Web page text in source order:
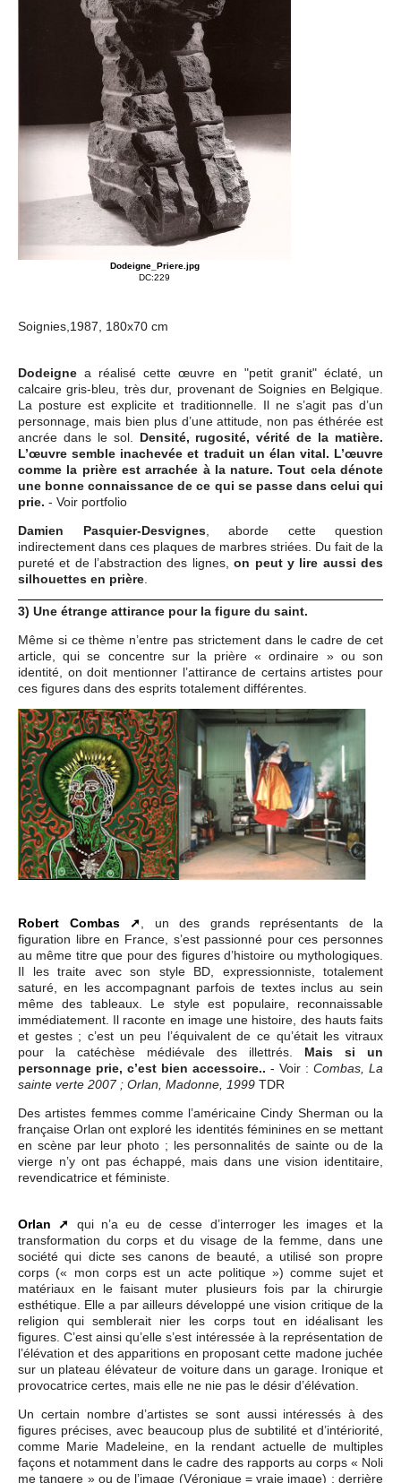
Dodeigne_Priere.jpg
DC:229
Soignies,1987, 180x70 cm
Dodeigne a réalisé cette œuvre en "petit granit" éclaté, un
calcaire gris-bleu, très dur, provenant de Soignies en Belgique.
La posture est explicite et traditionnelle. Il ne s’agit pas d’un
personnage, mais bien plus d’une attitude, non pas éthérée est
ancrée dans le sol. Densité, rugosité, vérité de la matière.
L’œuvre semble inachevée et traduit un élan vital. L’œuvre
comme la prière est arrachée à la nature. Tout cela dénote
une bonne connaissance de ce qui se passe dans celui qui
prie. - Voir portfolio
Damien Pasquier-Desvignes, aborde cette question
indirectement dans ces plaques de marbres striées. Du fait de la
pureté et de l’abstraction des lignes,on peut y lire aussi des
silhouettes en prière
3) Une étrange attirance pour la figure du saint.
Même si ce thème n’entre pas strictement dans le cadre de cet
article, qui se concentre sur la prière « ordinaire » ou son
identité, on doit mentionner l’attirance de certains artistes pour
ces figures dans des esprits totalement différentes.
Robert Combas
, un des grands représentants de la
figuration libre en France, s’est passionné pour ces personnes
au même titre que pour des figures d’histoire ou mythologiques.
Il les traite avec son style BD, expressionniste, totalement
saturé, en les accompagnant parfois de textes inclus au sein
même des tableaux. Le style est populaire, reconnaissable
immédiatement. Il raconte en image une histoire, des hauts faits
et gestes ; c’est un peu l’équivalent de ce qu’était les vitraux
pour la catéchèse médiévale des illettrés. Mais si un
personnage prie, c’est bien accessoire.. - Voir : Combas, La
sainte verte 2007 ; Orlan, Madonne, 1999 TDR
Des artistes femmes comme l’américaine Cindy Sherman ou la
française Orlan ont exploré les identités féminines en se mettant
en scène par leur photo ; les personnalités de sainte ou de la
vierge n’y ont pas échappé, mais dans une vision identitaire,
revendicatrice et féministe.
Orlan
qui n’a eu de cesse d’interroger les images et la
transformation du corps et du visage de la femme, dans une
société qui dicte ses canons de beauté, a utilisé son propre
corps (« mon corps est un acte politique ») comme sujet et
matériaux en le faisant muter plusieurs fois par la chirurgie
esthétique. Elle a par ailleurs développé une vision critique de la
religion qui semblerait nier les corps tout en idéalisant les
figures. C’est ainsi qu’elle s’est intéressée à la représentation de
l’élévation et des apparitions en proposant cette madone juchée
sur un plateau élévateur de voiture dans un garage. Ironique et
provocatrice certes, mais elle ne nie pas le désir d’élévation.
Un certain nombre d’artistes se sont aussi intéressés à des
figures précises, avec beaucoup plus de subtilité et d’intériorité,
comme Marie Madeleine, en la rendant actuelle de multiples
façons et notamment dans le cadre des rapports au corps « Noli
me tangere » ou de l’image (Véronique = vraie image) ; derrière